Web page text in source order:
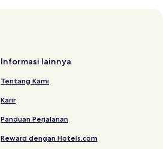
Informasi lainnya
Tentang Kami
Karir
Panduan Perjalanan
Reward dengan Hotels.com